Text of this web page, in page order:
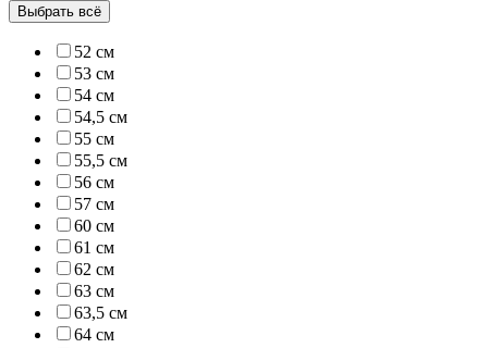
Выбрать всё
52 см
53 см
54 см
54,5 см
55 см
55,5 см
56 см
57 см
60 см
61 см
62 см
63 см
63,5 см
64 см